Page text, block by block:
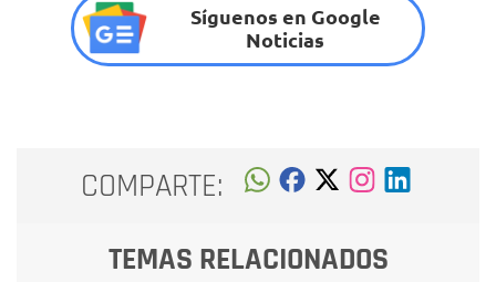
Síguenos en Google
Noticias
COMPARTE:
TEMAS RELACIONADOS